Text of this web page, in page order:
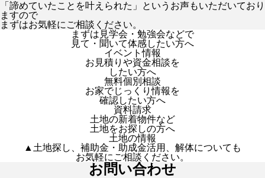
「諦めていたことを叶えられた」というお声もいただいており
ますので
まずはお気軽にご相談ください。
まずは見学会・勉強会などで
見て・聞いて体感したい方へ
イベント情報
お見積りや資金相談を
したい方へ
無料個別相談
お家でじっくり情報を
確認したい方へ
資料請求
土地の新着物件など
土地をお探しの方へ
土地の情報
▲土地探し、補助金・助成金活用、解体についても
お気軽にご相談ください。
お問い合わせ